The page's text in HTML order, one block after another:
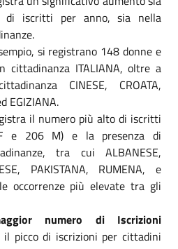
di iscritti per anno, sia nella
si registrano 148 donne e
cittadinanza ITALIANA, oltre a
CINESE, CROATA,
EGIZIANA.
il numero più alto di iscritti
e 206 M) e la presenza di
tra cui ALBANESE,
PAKISTANA, RUMENA, e
occorrenze più elevate tra gli
numero di Iscrizioni
il picco di iscrizioni per cittadini